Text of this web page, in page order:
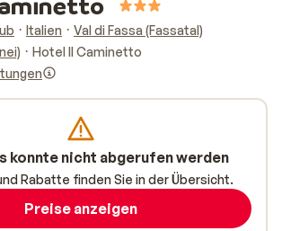
Italien
Val di Fassa (Fassatal)
Hotel Il Caminetto
konnte nicht abgerufen werden
Rabatte finden Sie in der Übersicht.
Preise anzeigen